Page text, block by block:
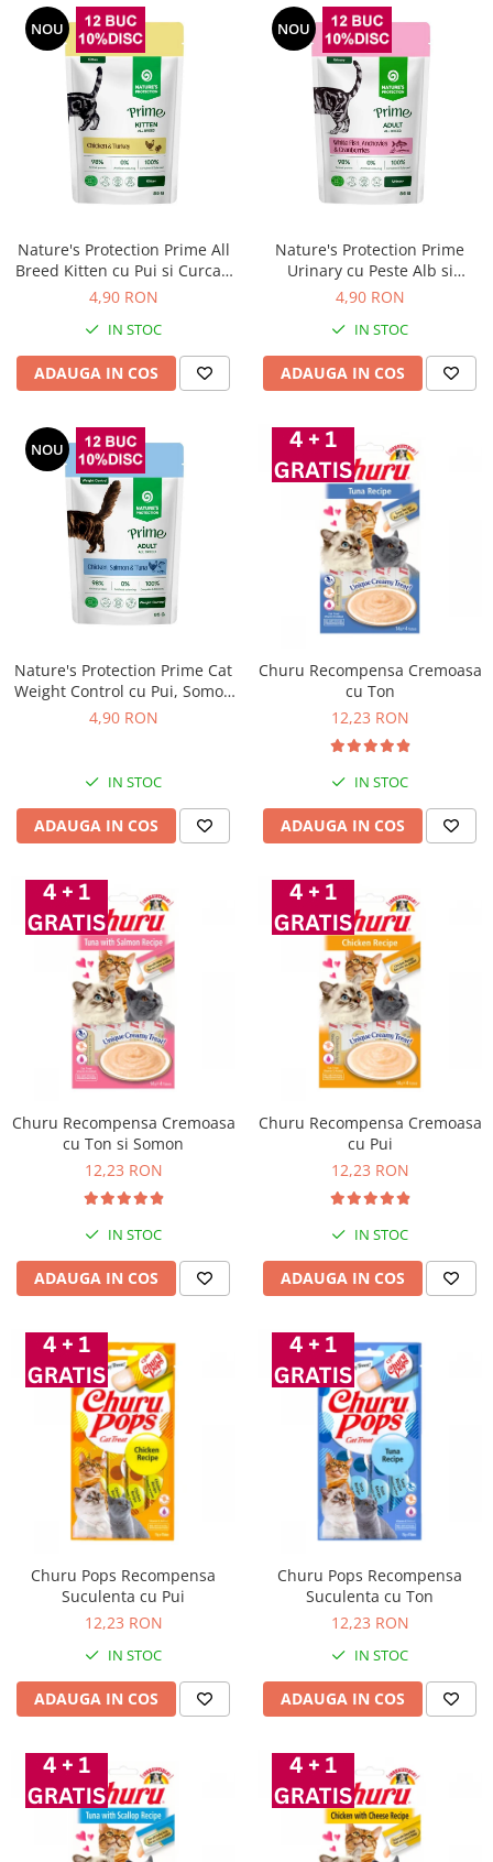
NOU
Nature's Protection Prime All
Breed Kitten cu Pui si Curcan
85 Gr
4,90 RON
IN STOC
ADAUGA IN COS
NOU
Nature's Protection Prime
Urinary cu Peste Alb si
Merisoare pentru Pisici 85 Gr
4,90 RON
IN STOC
ADAUGA IN COS
NOU
Nature's Protection Prime Cat
Weight Control cu Pui, Somon
si Ton 85 Gr
4,90 RON
IN STOC
ADAUGA IN COS
Churu Recompensa Cremoasa
cu Ton
12,23 RON
IN STOC
ADAUGA IN COS
Churu Recompensa Cremoasa
cu Ton si Somon
12,23 RON
IN STOC
ADAUGA IN COS
Churu Recompensa Cremoasa
cu Pui
12,23 RON
IN STOC
ADAUGA IN COS
Churu Pops Recompensa
Suculenta cu Pui
12,23 RON
IN STOC
ADAUGA IN COS
Churu Pops Recompensa
Suculenta cu Ton
12,23 RON
IN STOC
ADAUGA IN COS